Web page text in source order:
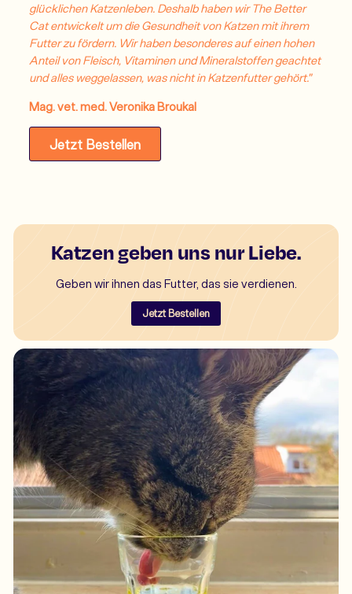
glücklichen Katzenleben. Deshalb haben wir The Better
Cat entwickelt um die Gesundheit von Katzen mit ihrem
Futter zu fördern. Wir haben besonderes auf einen hohen
Anteil von Fleisch, Vitaminen und Mineralstoffen geachtet
und alles weggelassen, was nicht in Katzenfutter gehört."
Mag. vet. med. Veronika Broukal
Jetzt Bestellen
Katzen geben uns nur Liebe.
Geben wir ihnen das Futter, das sie verdienen.
Jetzt Bestellen